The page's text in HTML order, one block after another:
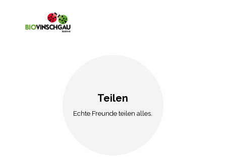
Teilen
Echte Freunde teilen alles.